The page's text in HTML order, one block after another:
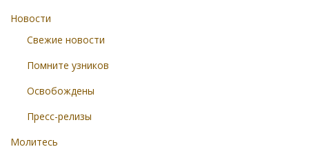
Новости
Свежие новости
Помните узников
Освобождены
Пресс-релизы
Молитесь